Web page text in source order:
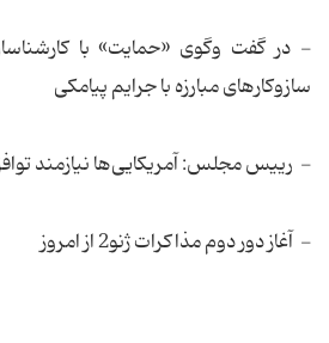
- در گفت وگوی «حمایت» با
سازوکارهای مبارزه با جرایم پیامكی
- رییس مجلس: آمریکایی‌ها نیازمند
- آغاز دور دوم مذاکرات ژنو2 از امروز